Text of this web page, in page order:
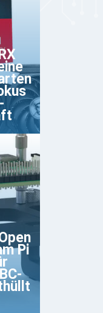
Pi